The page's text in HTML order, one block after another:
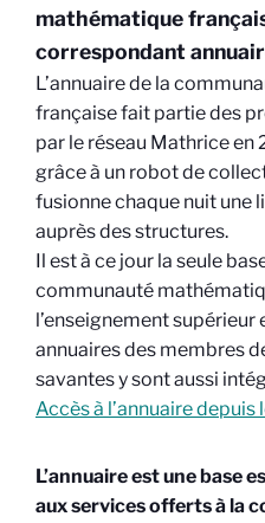
mathématique
correspondant
L’annuaire de la
française fait partie des
par le réseau Mathrice en
grâce à un robot de
fusionne chaque nuit une
auprès des structures.
Il est à ce jour la seule
communauté
l’enseignement supérieur
annuaires des membres
savantes y sont aussi
Accès à l’annuaire
L’annuaire est une base
aux services offerts à la